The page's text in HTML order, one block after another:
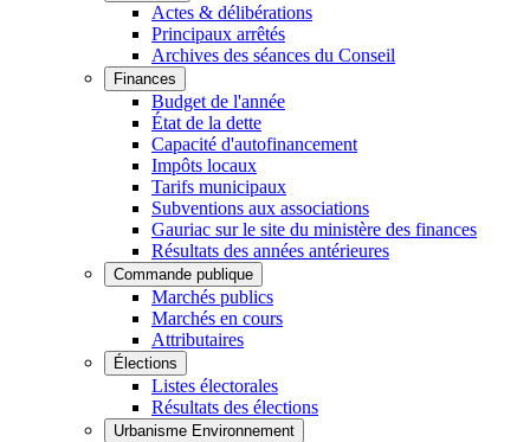
Actes & délibérations
Principaux arrêtés
Archives des séances du Conseil
Finances
Budget de l'année
État de la dette
Capacité d'autofinancement
Impôts locaux
Tarifs municipaux
Subventions aux associations
Gauriac sur le site du ministère des finances
Résultats des années antérieures
Commande publique
Marchés publics
Marchés en cours
Attributaires
Élections
Listes électorales
Résultats des élections
Urbanisme Environnement